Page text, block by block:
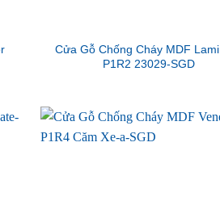
Cửa Gỗ Chống Cháy MDF
P1R2 23029-SGD